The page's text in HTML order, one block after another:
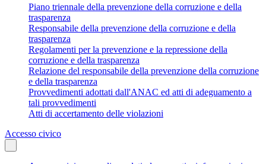
Piano triennale della prevenzione della corruzione e della
trasparenza
Responsabile della prevenzione della corruzione e della
trasparenza
Regolamenti per la prevenzione e la repressione della
corruzione e della trasparenza
Relazione del responsabile della prevenzione della corruzione
e della trasparenza
Provvedimenti adottati dall'ANAC ed atti di adeguamento a
tali provvedimenti
Atti di accertamento delle violazioni
Accesso civico